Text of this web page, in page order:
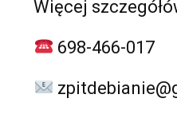
Więcej
698-466-017